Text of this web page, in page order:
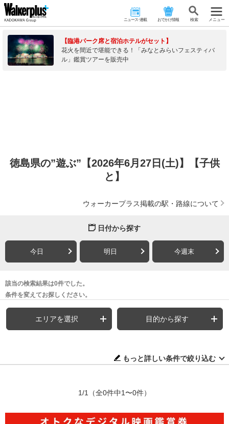
ニュース･連載 おでかけ情報 検 索 メニュー
【臨港パーク席と宿泊ホテルがセット】
花火を間近で堪能できる！「みなとみらいフェスティバ
ル」鑑賞ツアーを販売中
徳島県の”遊ぶ”【2026年6月27日(土)】【子供
と】
ウォーカープラス掲載の駅・路線について
日付から探す
今日 明日 今週末
該当の検索結果は0件でした。
条件を変えてお探しください。
エリアを選択 目的から探す
もっと詳しい条件で絞り込む
1/1 （全0件中1〜0件）